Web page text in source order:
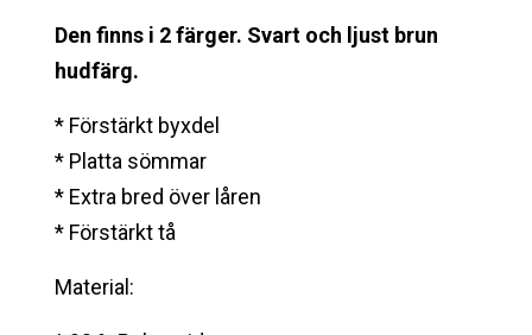
Den finns i 2 färger. Svart och ljust brun
hudfärg.
* Förstärkt byxdel
* Platta sömmar
* Extra bred över låren
* Förstärkt tå
Material: